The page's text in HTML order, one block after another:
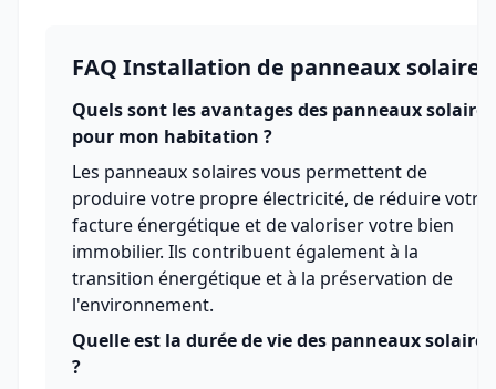
FAQ Installation de panneaux solaires
Quels sont les avantages des panneaux solaires
pour mon habitation ?
Les panneaux solaires vous permettent de
produire votre propre électricité, de réduire votre
facture énergétique et de valoriser votre bien
immobilier. Ils contribuent également à la
transition énergétique et à la préservation de
l'environnement.
Quelle est la durée de vie des panneaux solaires
?